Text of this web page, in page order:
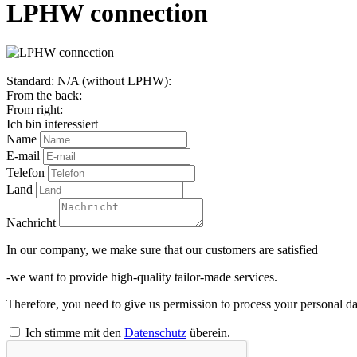
LPHW connection
Standard: N/A (without LPHW):
From the back:
From right:
Ich bin interessiert
Name
E-mail
Telefon
Land
Nachricht
In our company, we make sure that our customers are satisfied
-we want to provide high-quality tailor-made services.
Therefore, you need to give us permission to process your personal
Ich stimme mit den Datenschutz überein.